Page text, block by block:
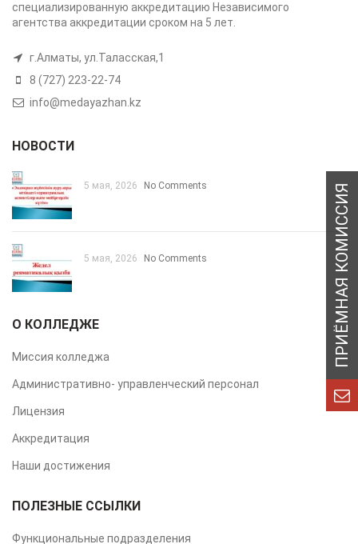
специализированную аккредитацию Независимого
агентства аккредитации сроком на 5 лет.
г.Алматы, ул.Таласская,1
8 (727) 223-22-74
info@medayazhan.kz
НОВОСТИ
5 мая, 2026 No Comments
5 мая, 2026 No Comments
О КОЛЛЕДЖЕ
Миссия колледжа
Административно- управленческий персонал
Лицензия
Аккредитация
Наши достижения
ПОЛЕЗНЫЕ ССЫЛКИ
Функциональные подразделения